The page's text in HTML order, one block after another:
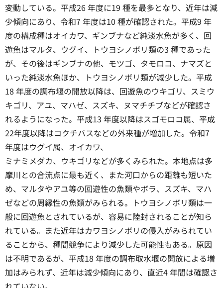
変動している。平成26 年度に19 種を最多となり、近年は減
少傾向にあり、令和7 年度は10 種が確認された。平成9 年
度の構成種はオイカワ、ギンブナなど純淡水魚が多く、回
遊魚はマルタ、ウグイ、トウヨシノボリ類の3 種であった
が、その後はギンブナの他、モツゴ、タモロコ、ナマズと
いった純淡水魚ほか、トウヨシノボリ類が減少した。平成
18 年度の調布堰の開放以降は、回遊魚のウキゴリ、スミウ
キゴリ、アユ、マハゼ、スズキ、ヌマチチブなどが確認さ
れるようになった。平成13 年度以降はスゴモロコ属、平成
22年度以降はコクチバスなどの外来種が増加した。令和7
年度はウグイ属、オイカワ、
ミナミメダカ、ウキゴリなどが多くみられた。本地点は多
摩川との合流点に最も近く、また河口からの距離も短いた
め、マルタやアユ等の回遊性の魚類やボラ、スズキ、マハ
ゼなどの周縁性の魚類がみられる。トウヨシノボリ類は一
般に回遊魚とされているが、容易に陸封されることが知ら
れている。また近年はカワヨシノボリの侵入がみられてい
ることから、種間競争により減少した可能性もある。原因
は不明であるが、平成18 年度の調布取水堰の開放による増
加はみられず、近年は減少傾向にあり、直近4 年間は確認さ